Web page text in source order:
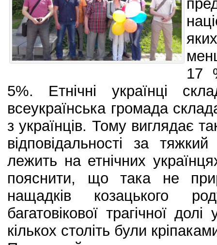
17
5%. Етнічні українці
всеукраїнська громада
з українців. Тому виглядає
відповідальності за
лежить на етнічних
пояснити, що така не
нащадків козацького
багатовікової трагічної
кількох століть були